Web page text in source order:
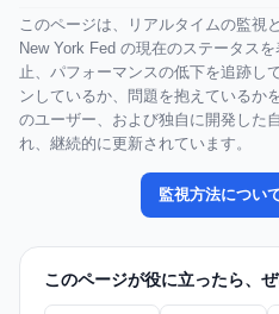
このページは、リアルタイムの監視
New York Fed の現在のステータス
止、パフォーマンスの低下を追跡し
ンしているか、問題を抱えているか
のユーザー、および独自に開発した
れ、継続的に更新されています。
監視方法につい
このページが役に立ったら、